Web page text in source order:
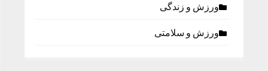
ورزش و زندگی
ورزش و سلامتی